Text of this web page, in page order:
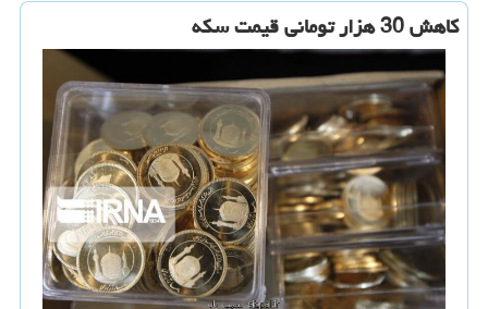
كاهش 30 هزار تومانی قیمت سكه